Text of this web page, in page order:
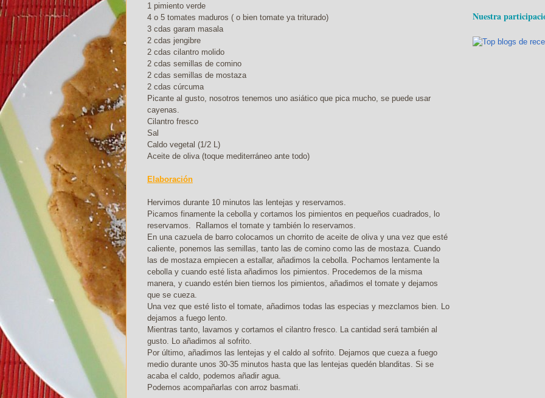
1 pimiento verde
4 o 5 tomates maduros ( o bien tomate ya triturado)
3 cdas garam masala
2 cdas jengibre
2 cdas cilantro molido
2 cdas semillas de comino
2 cdas semillas de mostaza
2 cdas cúrcuma
Picante al gusto, nosotros tenemos uno asiático que pica mucho, se puede usar
cayenas.
Cilantro fresco
Sal
Caldo vegetal (1/2 L)
Aceite de oliva (toque mediterráneo ante todo)
Elaboración
Hervimos durante 10 minutos las lentejas y reservamos.
Picamos finamente la cebolla y cortamos los pimientos en pequeños cuadrados, lo
reservamos. Rallamos el tomate y también lo reservamos.
En una cazuela de barro colocamos un chorrito de aceite de oliva y una vez que esté
caliente, ponemos las semillas, tanto las de comino como las de mostaza. Cuando
las de mostaza empiecen a estallar, añadimos la cebolla. Pochamos lentamente la
cebolla y cuando esté lista añadimos los pimientos. Procedemos de la misma
manera, y cuando estén bien tiernos los pimientos, añadimos el tomate y dejamos
que se cueza.
Una vez que esté listo el tomate, añadimos todas las especias y mezclamos bien. Lo
dejamos a fuego lento.
Mientras tanto, lavamos y cortamos el cilantro fresco. La cantidad será también al
gusto. Lo añadimos al sofrito.
Por último, añadimos las lentejas y el caldo al sofrito. Dejamos que cueza a fuego
medio durante unos 30-35 minutos hasta que las lentejas quedén blanditas. Si se
acaba el caldo, podemos añadir agua.
Podemos acompañarlas con arroz basmati.
Nuestra